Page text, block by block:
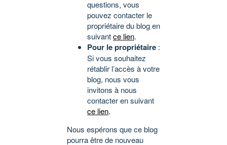
questions, vous
pouvez contacter le
propriétaire du blog en
suivantce lien.
Pour le propriétaire :
Si vous souhaitez
rétablir l’accès à votre
blog, nous vous
invitons à nous
contacter en suivant
ce lien.
Nous espérons que ce blog
pourra être de nouveau